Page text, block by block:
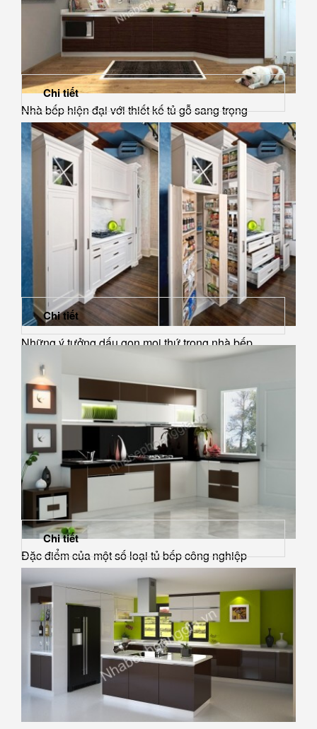
Nhà bếp hiện đại với thiết kế tủ gỗ sang trọng
Chi tiết
Những ý tưởng dấu gọn mọi thứ trong nhà bếp
Chi tiết
Đặc điểm của một số loại tủ bếp công nghiệp
Chi tiết